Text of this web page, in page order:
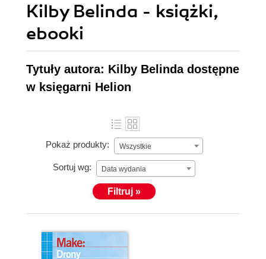
Kilby Belinda - książki,
ebooki
Tytuły autora: Kilby Belinda dostępne
w księgarni Helion
Pokaż produkty: Wszystkie
Sortuj wg: Data wydania
Filtruj »